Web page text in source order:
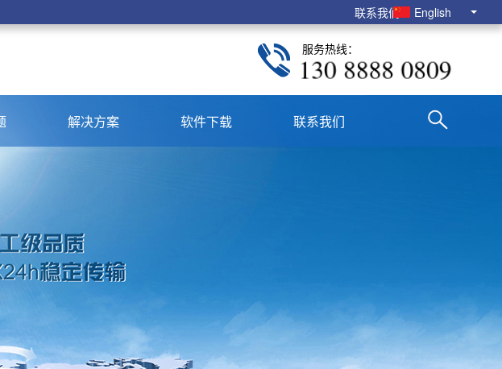
联系我们 English
服务热线：
130 8888 0809
解决方案 软件下载 联系我们